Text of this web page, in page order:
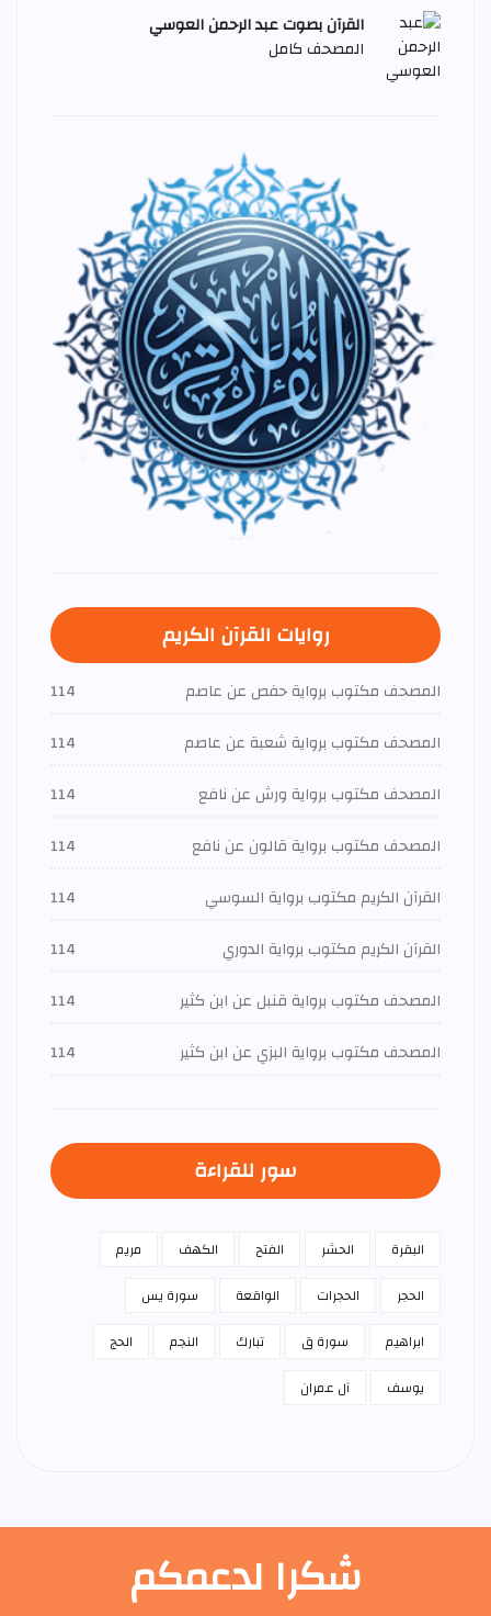
القرآن بصوت عبد الرحمن العوسي
المصحف كامل
روايات القرآن الكريم
المصحف مكتوب برواية حفص عن عاصم
114
المصحف مكتوب برواية شعبة عن عاصم
114
المصحف مكتوب برواية ورش عن نافع
114
المصحف مكتوب برواية قالون عن نافع
114
القرآن الكريم مكتوب برواية السوسي
114
القرآن الكريم مكتوب برواية الدوري
114
المصحف مكتوب برواية قنبل عن ابن كثير
114
المصحف مكتوب برواية البزي عن ابن كثير
114
سور للقراءة
البقرة الحشر الفتح الكهف
مريم
الحجر
الحجرات الواقعة
سورة يس
ابراهيم
سورة ق تبارك النجم
الحج
يوسف
آل عمران
شكرا لدعمكم